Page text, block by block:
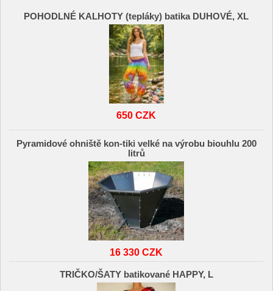
POHODLNÉ KALHOTY (tepláky) batika DUHOVÉ, XL
650 CZK
Pyramidové ohniště kon-tiki velké na výrobu biouhlu 200
litrů
16 330 CZK
TRIČKO/ŠATY batikované HAPPY, L